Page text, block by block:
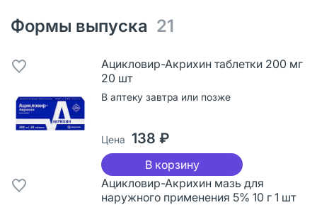
Формы выпуска 21
Ацикловир-Акрихин таблетки 200 мг
20 шт
В аптеку завтра или позже
Цена 138 ₽
В корзину
Ацикловир-Акрихин мазь для
наружного применения 5% 10 г 1 шт